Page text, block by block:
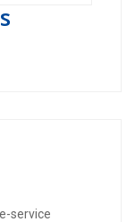
service